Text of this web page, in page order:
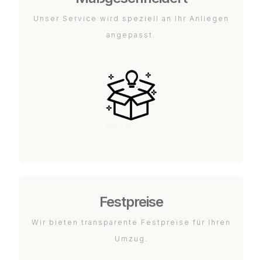
Unser Service wird speziell an Ihr Anliegen
angepasst.
Festpreise
Wir bieten transparente Festpreise für Ihren
Umzug.